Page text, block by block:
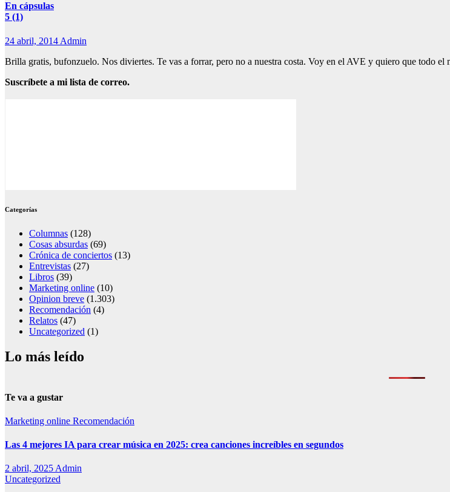
En cápsulas
5 (1)
24 abril, 2014 Admin
Brilla gratis, bufonzuelo. Nos diviertes. Te vas a forrar, pero no a nuestra costa. Voy en el AVE y quiero que todo
Suscríbete a mi lista de correo.
Categorías
Columnas (128)
Cosas absurdas (69)
Crónica de conciertos (13)
Entrevistas (27)
Libros (39)
Marketing online (10)
Opinion breve (1.303)
Recomendación (4)
Relatos (47)
Uncategorized (1)
Lo más leído
Te va a gustar
Marketing online Recomendación
Las 4 mejores IA para crear música en 2025: crea canciones increíbles en segundos
2 abril, 2025Admin
Uncategorized